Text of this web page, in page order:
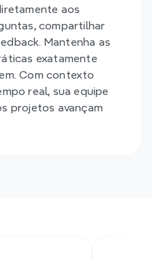
aos
compartilhar
Mantenha as
exatamente
Com contexto
real, sua equipe
projetos avançam